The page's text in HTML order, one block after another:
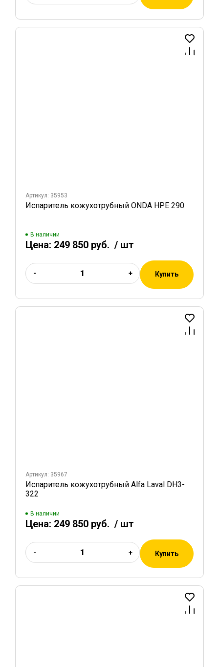
Артикул: 35953
Испаритель кожухотрубный ONDA HPE 290
В наличии
Цена: 249 850 руб. / шт
- + Купить
Артикул: 35967
Испаритель кожухотрубный Alfa Laval DH3-
322
В наличии
Цена: 249 850 руб. / шт
- + Купить